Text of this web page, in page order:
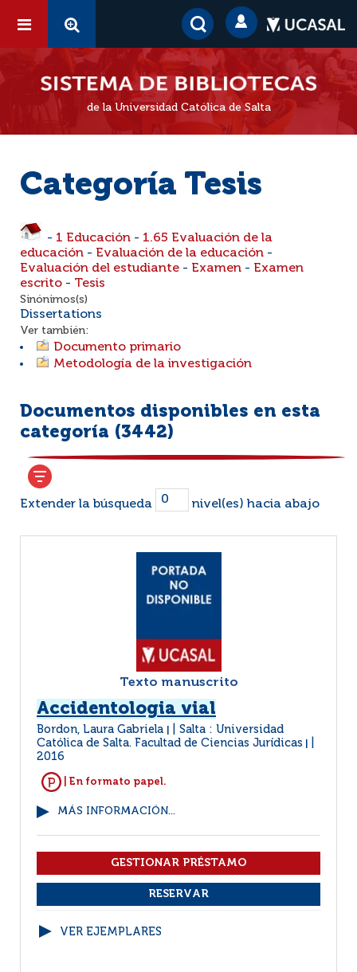
de la Universidad Católica de Salta
Categoría Tesis
- 1 Educación - 1.65 Evaluación de la
educación - Evaluación de la educación -
Evaluación del estudiante - Examen - Examen
escrito - Tesis
Sinónimos(s)
Dissertations
Ver también:
Documento primario
Metodología de la investigación
Documentos disponibles en esta
categoría (3442)
Extender la búsqueda nivel(es) hacia abajo
Texto manuscrito
Accidentologia vial
Bordon, Laura Gabriela
Salta : Universidad
Católica de Salta. Facultad de Ciencias Jurídicas
2016
| En formato papel.
MÁS INFORMACIÓN...
VER EJEMPLARES